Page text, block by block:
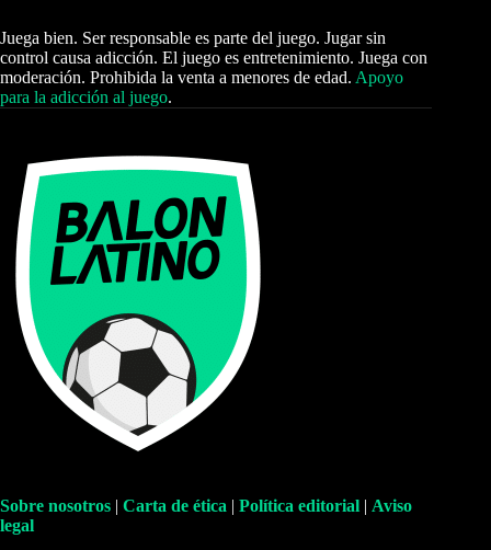
Juega bien. Ser responsable es parte del juego. Jugar sin
control causa adicción. El juego es entretenimiento. Juega con
moderación. Prohibida la venta a menores de edad. Apoyo
para la adicción al juego.
Sobre nosotros | Carta de ética | Política editorial | Aviso
legal